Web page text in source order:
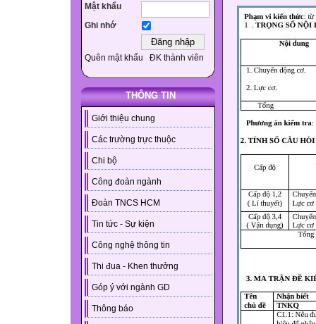
Mật khẩu
Ghi nhớ
Quên mật khẩu ĐK thành viên
THÔNG TIN
Giới thiệu chung
Các trường trực thuộc
Chi bộ
Công đoàn ngành
Đoàn TNCS HCM
Tin tức - Sự kiện
Công nghệ thông tin
Thi đua - Khen thưởng
Góp ý với ngành GD
Thông báo